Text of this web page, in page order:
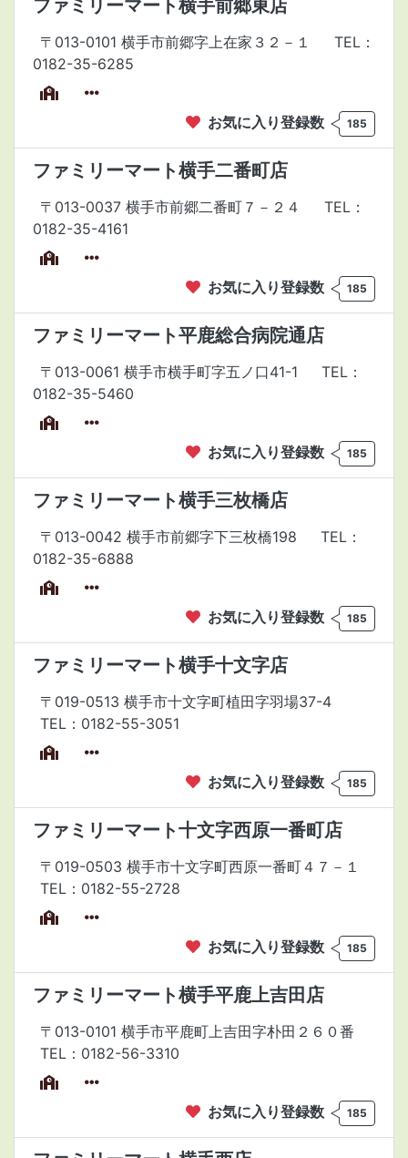
ファミリーマート横手前郷東店
〒013-0101 横手市前郷字上在家３２－１
TEL：
0182-35-6285
お気に入り登録数 185
ファミリーマート横手二番町店
〒013-0037 横手市前郷二番町７－２４
TEL：
0182-35-4161
お気に入り登録数 185
ファミリーマート平鹿総合病院通店
〒013-0061 横手市横手町字五ノ口41-1
TEL：
0182-35-5460
お気に入り登録数 185
ファミリーマート横手三枚橋店
〒013-0042 横手市前郷字下三枚橋198
TEL：
0182-35-6888
お気に入り登録数 185
ファミリーマート横手十文字店
〒019-0513 横手市十文字町植田字羽場37-4
TEL：0182-55-3051
お気に入り登録数 185
ファミリーマート十文字西原一番町店
〒019-0503 横手市十文字町西原一番町４７－１
TEL：0182-55-2728
お気に入り登録数 185
ファミリーマート横手平鹿上吉田店
〒013-0101 横手市平鹿町上吉田字朴田２６０番
TEL：0182-56-3310
お気に入り登録数 185